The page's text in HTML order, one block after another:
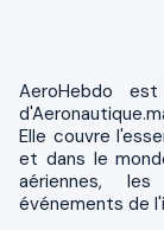
AeroHebdo est la newsletter hebdomadaire gratuite
Elle couvre
et dans le
aériennes,
événements de